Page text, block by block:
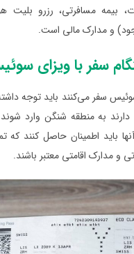
بیمه مسافرتی، رزرو بلیت
و مدارک مالی است.
سفر با ویزای
سفر می‌کنند باید توجه
به منطقه شنگن وارد
باید اطمینان حاصل کنند که
و مدارک اقامتی معتبر باشند.